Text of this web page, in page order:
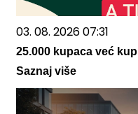
03. 08. 2026 07:31
25.000 kupaca već
Saznaj više